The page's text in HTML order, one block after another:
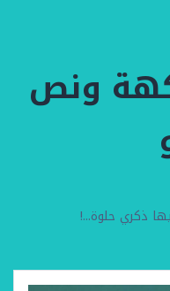
ونص
ذكري حلوة...!